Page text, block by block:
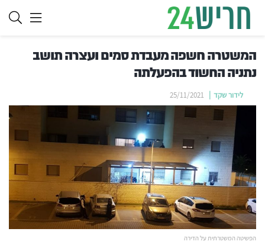
המשטרה חשפה מעבדת סמים ועצרה תושב
נתניה החשוד בהפעלתה
לידור שקד 25/11/2021
הפשיטה המשטרתית על הדירה